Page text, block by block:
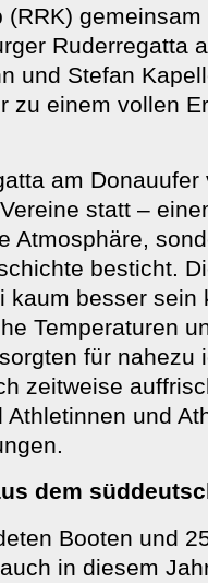
(RRK) gemeinsam
Ruderregatta
und Stefan
zu einem vollen
am Donauufer
statt –
Atmosphäre,
besticht.
kaum besser sein
Temperaturen
für nahezu
zeitweise
und
dem
Booten und
in diesem